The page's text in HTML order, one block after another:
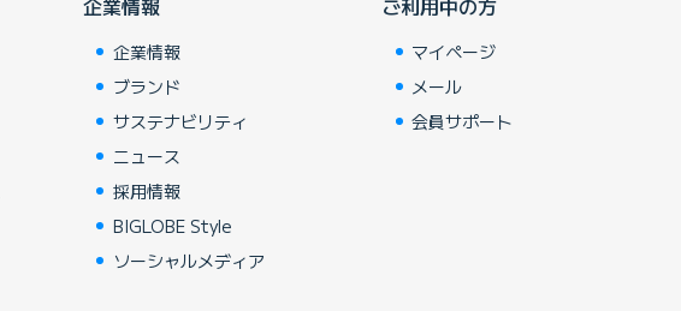
企業情報
ブランド
サステナビリティ
ニュース
採用情報
BIGLOBE Style
ソーシャルメディア
マイページ
メール
会員サポート